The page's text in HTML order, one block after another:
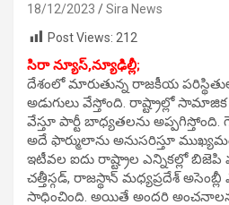
18/12/2023
Sira News
Post Views: 212
సిరా న్యూస్,న్యూఢిల్లీ;
దేశంలో మారుతున్న రాజకీయ
అడుగులు వేస్తోంది. రాష్ట్రాల్లో
వేస్తూ పార్టీ బాధ్యతలను అప్పగిస్తోంది.
అదే ఫార్ములాను అనుసరిస్తూ
ఇటీవల ఐదు రాష్ట్రాల ఎన్నికల్లో
చత్తీస్గడ్, రాజస్థాన్ మధ్యప్రదేశ్
సాధించింది. అయితే అందరి అంచనాలను